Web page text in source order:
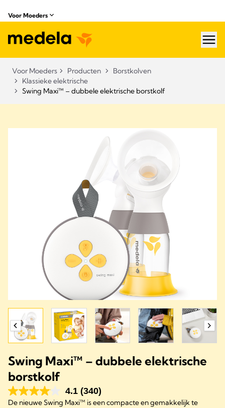
Voor Moeders
Voor Moeders Producten
Borstkolven
Klassieke elektrische
Swing Maxi™ – dubbele elektrische borstkolf
Swing Maxi™ – dubbele elektrische
borstkolf
4.1 (340)
De nieuwe Swing Maxi™ is een compacte en gemakkelijk te